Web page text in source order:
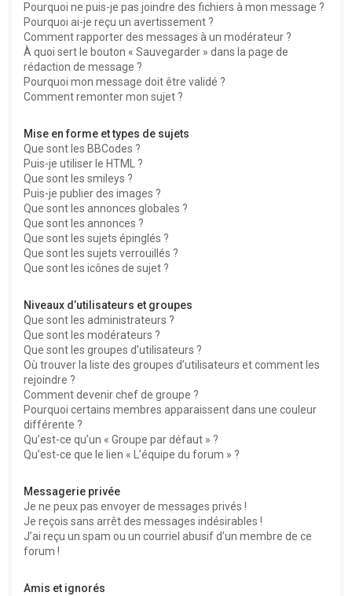
Pourquoi ne puis-je pas joindre des fichiers à mon message ?
Pourquoi ai-je reçu un avertissement ?
Comment rapporter des messages à un modérateur ?
À quoi sert le bouton « Sauvegarder » dans la page de
rédaction de message ?
Pourquoi mon message doit être validé ?
Comment remonter mon sujet ?
Mise en forme et types de sujets
Que sont les BBCodes ?
Puis-je utiliser le HTML ?
Que sont les smileys ?
Puis-je publier des images ?
Que sont les annonces globales ?
Que sont les annonces ?
Que sont les sujets épinglés ?
Que sont les sujets verrouillés ?
Que sont les icônes de sujet ?
Niveaux d’utilisateurs et groupes
Que sont les administrateurs ?
Que sont les modérateurs ?
Que sont les groupes d’utilisateurs ?
Où trouver la liste des groupes d’utilisateurs et comment les
rejoindre ?
Comment devenir chef de groupe ?
Pourquoi certains membres apparaissent dans une couleur
différente ?
Qu’est-ce qu’un « Groupe par défaut » ?
Qu’est-ce que le lien « L’équipe du forum » ?
Messagerie privée
Je ne peux pas envoyer de messages privés !
Je reçois sans arrêt des messages indésirables !
J’ai reçu un spam ou un courriel abusif d’un membre de ce
forum !
Amis et ignorés